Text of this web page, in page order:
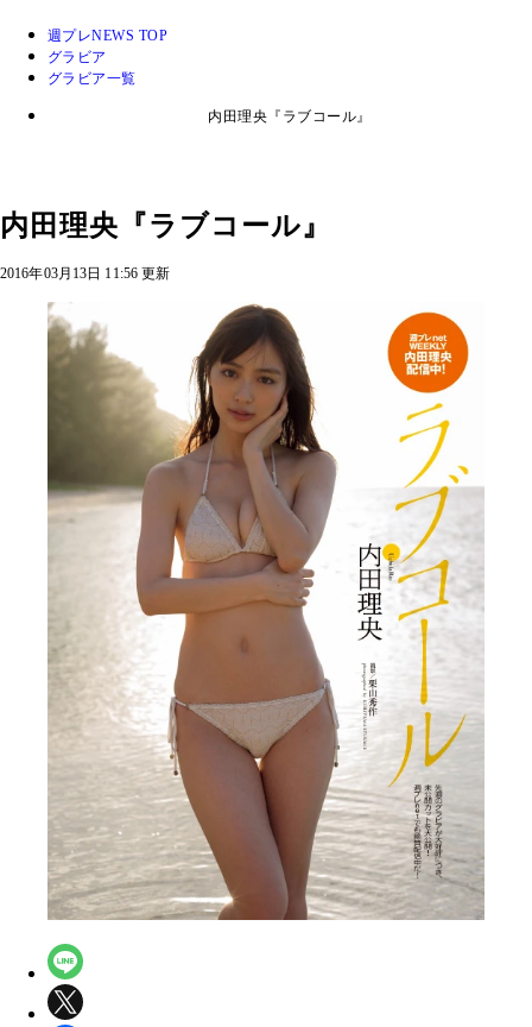
週プレNEWS TOP
グラビア
グラビア一覧
内田理央『ラブコール』
内田理央『ラブコール』
2016年03月13日 11:56 更新